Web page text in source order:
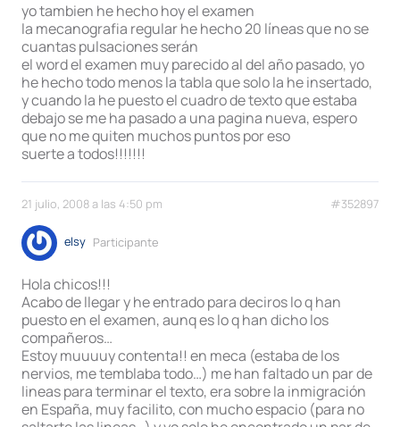
yo tambien he hecho hoy el examen
la mecanografia regular he hecho 20 líneas que no se
cuantas pulsaciones serán
el word el examen muy parecido al del año pasado, yo
he hecho todo menos la tabla que solo la he insertado,
y cuando la he puesto el cuadro de texto que estaba
debajo se me ha pasado a una pagina nueva, espero
que no me quiten muchos puntos por eso
suerte a todos!!!!!!!
21 julio, 2008 a las 4:50 pm #352897
elsy Participante
Hola chicos!!!
Acabo de llegar y he entrado para deciros lo q han
puesto en el examen, aunq es lo q han dicho los
compañeros…
Estoy muuuuy contenta!! en meca (estaba de los
nervios, me temblaba todo…) me han faltado un par de
lineas para terminar el texto, era sobre la inmigración
en España, muy facilito, con mucho espacio (para no